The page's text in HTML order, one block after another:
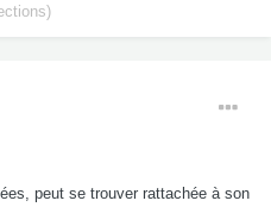
peut se trouver rattachée à son